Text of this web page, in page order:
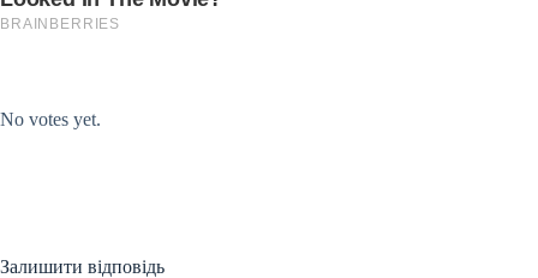
No votes yet.
Залишити відповідь